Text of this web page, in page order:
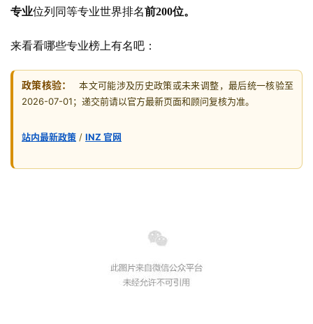
专业位列同等专业世界排名前200位。
来看看哪些专业榜上有名吧：
政策核验：
本文可能涉及历史政策或未来调整，最后统一核验至
2026-07-01；递交前请以官方最新页面和顾问复核为准。
站内最新政策 / INZ 官网